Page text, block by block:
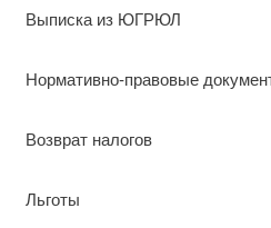
Выписка из ЮГРЮЛ
Нормативно-правовые
Возврат налогов
Льготы